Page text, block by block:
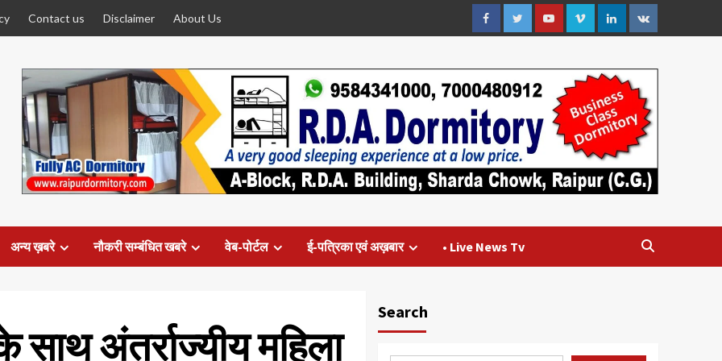
Contact us Disclaimer About Us
FacebookTwitterYoutubeVimeoLinkedin
VK
अन्य ख़बरे नौकरी सम्बंधित खबरे वेब-पोर्टल ई-पत्रिका एवं अख़बार • Live News Tv
साथ अंतर्राज्यीय महिला
Search